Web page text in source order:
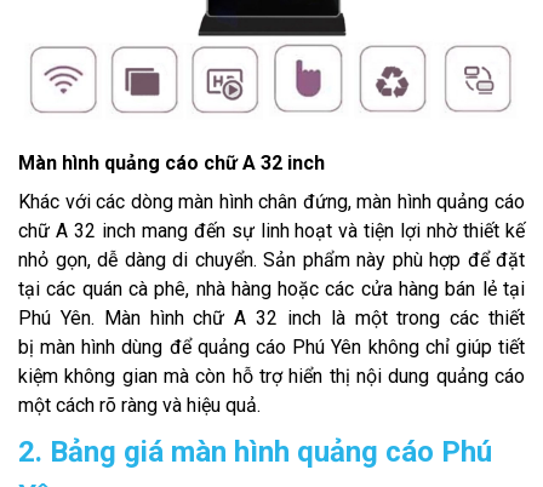
Màn hình quảng cáo chữ A 32 inch
Khác với các dòng màn hình chân đứng, màn hình quảng cáo
chữ A 32 inch mang đến sự linh hoạt và tiện lợi nhờ thiết kế
nhỏ gọn, dễ dàng di chuyển. Sản phẩm này phù hợp để đặt
tại các quán cà phê, nhà hàng hoặc các cửa hàng bán lẻ tại
Phú Yên. Màn hình chữ A 32 inch là một trong các thiết
bị màn hình dùng để quảng cáo Phú Yên không chỉ giúp tiết
kiệm không gian mà còn hỗ trợ hiển thị nội dung quảng cáo
một cách rõ ràng và hiệu quả.
2. Bảng giá màn hình quảng cáo Phú